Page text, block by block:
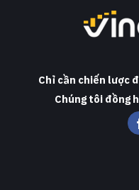
Chỉ cần chiến lược
Chúng tôi đồng